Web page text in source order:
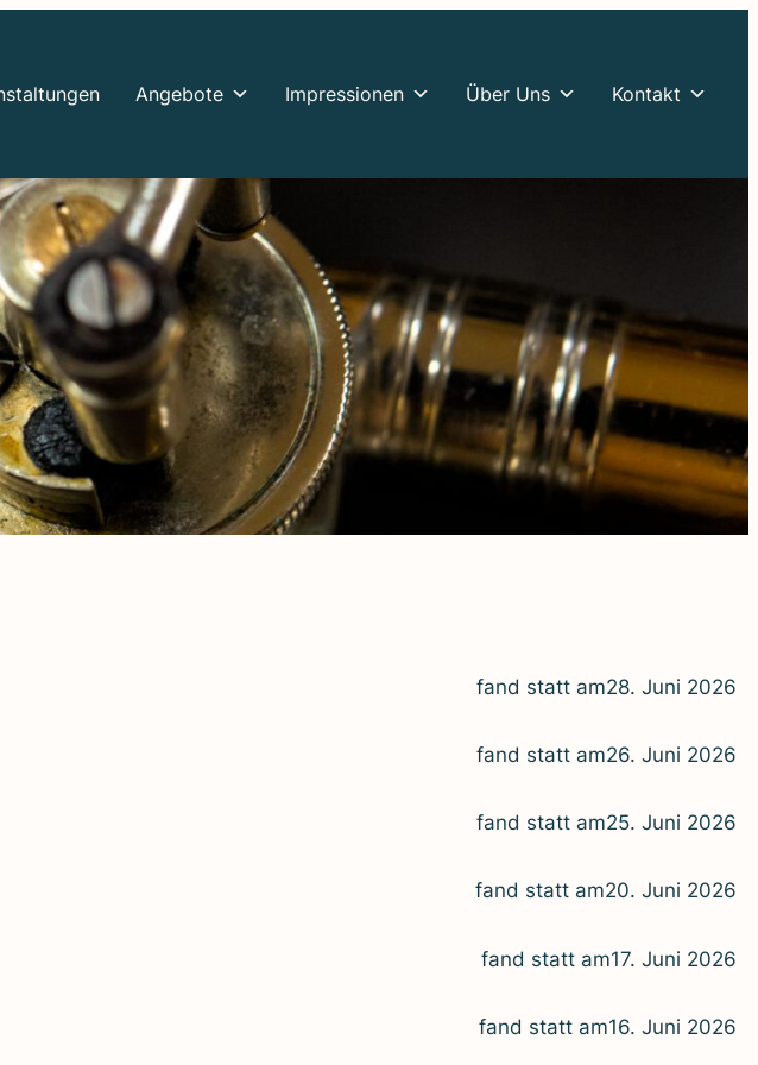
Ange­bo­te Impres­sio­nen Über Uns Kontakt
fand statt am28. Juni 2026
fand statt am26. Juni 2026
fand statt am25. Juni 2026
fand statt am20. Juni 2026
fand statt am17. Juni 2026
fand statt am16. Juni 2026